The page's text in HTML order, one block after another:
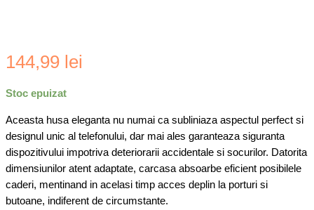
144,99 lei
Stoc epuizat
Aceasta husa eleganta nu numai ca subliniaza aspectul perfect si
designul unic al telefonului, dar mai ales garanteaza siguranta
dispozitivului impotriva deteriorarii accidentale si socurilor. Datorita
dimensiunilor atent adaptate, carcasa absoarbe eficient posibilele
caderi, mentinand in acelasi timp acces deplin la porturi si
butoane, indiferent de circumstante.